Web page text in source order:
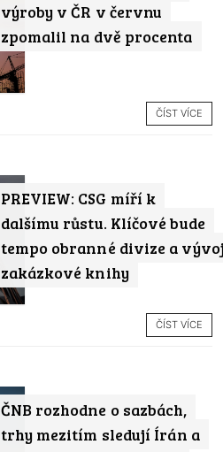
výroby v ČR v červnu
zpomalil na dvě procenta
ČÍST VÍCE
PREVIEW: CSG míří k
dalšímu růstu. Klíčové bude
tempo obranné divize a
zakázkové knihy
ČÍST VÍCE
ČNB rozhodne o sazbách,
trhy mezitím sledují Írán a